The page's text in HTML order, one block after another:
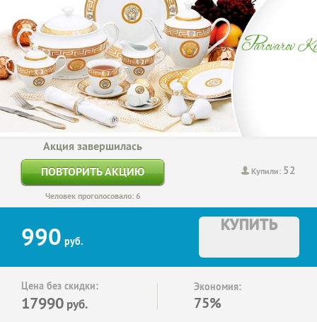
Купили: 52
Акция завершилась
ПОВТОРИТЬ АКЦИЮ
Человек проголосовало: 6
990 руб.
КУПИТЬ
Цена без скидки:
17990 руб.
Экономия:
75%